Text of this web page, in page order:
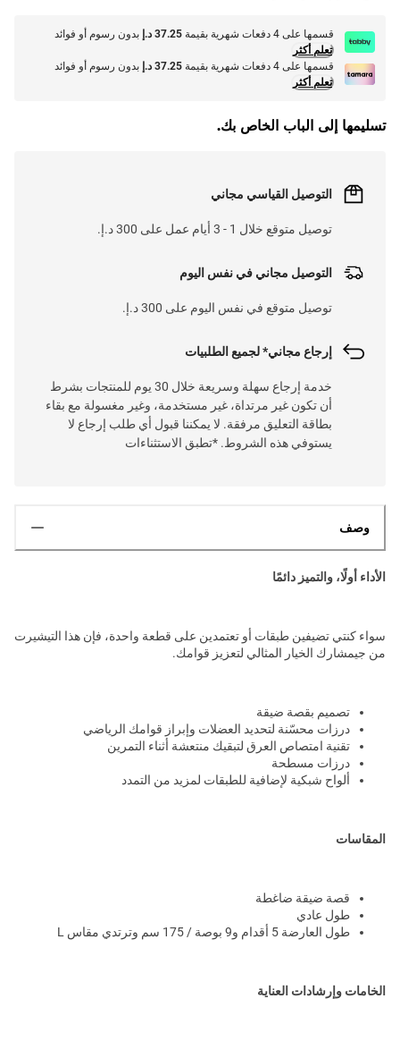
قسمها على 4 دفعات شهرية بقيمة 37.25 د.إ
بدون رسوم أو فوائد
تعلم أكثر
قسمها على 4 دفعات شهرية بقيمة
37.25 د.إ
بدون رسوم أو فوائد
تعلم أكثر
تسليمها إلى الباب الخاص بك.
التوصيل القياسي مجاني
توصيل متوقع خلال 1 - 3 أيام عمل على 300 د.إ.
التوصيل مجاني في نفس اليوم
توصيل متوقع في نفس اليوم على 300 د.إ.
إرجاع مجاني* لجميع الطلبيات
خدمة إرجاع سهلة وسريعة خلال 30 يوم للمنتجات بشرط
أن تكون غير مرتداة، غير مستخدمة، وغير مغسولة مع بقاء
بطاقة التعليق مرفقة. لا يمكننا قبول أي طلب إرجاع لا
يستوفي هذه الشروط. *تطبق الاستثناءات
وصف
الأداء أولًا، والتميز دائمًا
سواء كنتي تضيفين طبقات أو تعتمدين على قطعة واحدة، فإن هذا التيشيرت
من جيمشارك الخيار المثالي لتعزيز قوامك.
تصميم بقصة ضيقة
درزات محسّنة لتحديد العضلات وإبراز قوامك الرياضي
تقنية امتصاص العرق لتبقيك منتعشة أثناء التمرين
درزات مسطحة
ألواح شبكية لإضافية للطبقات لمزيد من التمدد
المقاسات
قصة ضيقة ضاغطة
طول عادي
طول العارضة 5 أقدام و9 بوصة / 175 سم وترتدي مقاس L
الخامات وإرشادات العناية